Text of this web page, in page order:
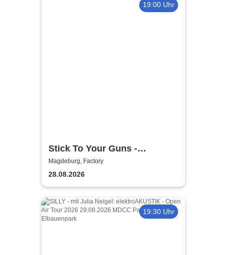
19:00 Uhr
Stick To Your Guns -
European Summer 2026
Magdeburg, Factory
28.08.2026
19:30 Uhr